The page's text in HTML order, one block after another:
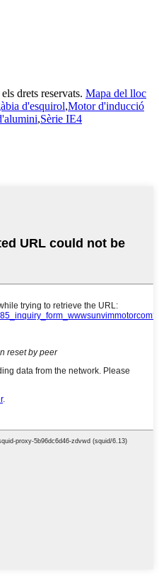
drets reservats. Mapa del lloc
d'esquirol,Motor d'inducció
,Sèrie IE4